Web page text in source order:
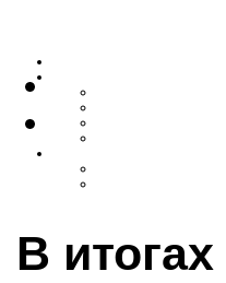
В